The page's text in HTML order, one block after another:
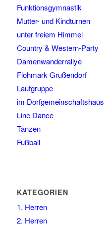
Funktionsgymnastik
Mutter- und Kindturnen
unter freiem Himmel
Country & Western-Party
Damenwanderrallye
Flohmark Grußendorf
Laufgruppe
im Dorfgemeinschaftshaus
Line Dance
Tanzen
Fußball
KATEGORIEN
1. Herren
2. Herren